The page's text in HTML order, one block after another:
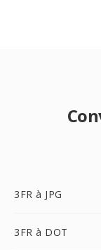
3FR à JPG
3FR à DOT